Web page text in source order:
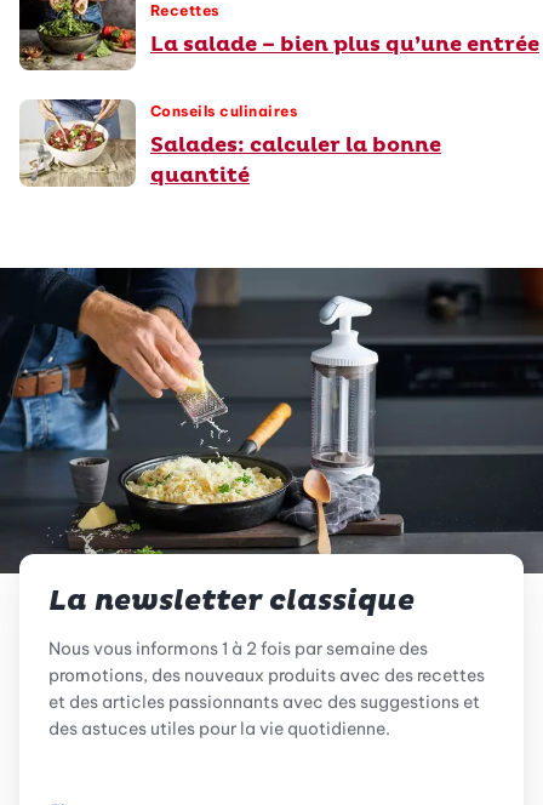
Recettes
La salade – bien plus qu’une entrée
Conseils culinaires
Salades: calculer la bonne
quantité
La newsletter classique
Nous vous informons 1 à 2 fois par semaine des
promotions, des nouveaux produits avec des recettes
et des articles passionnants avec des suggestions et
des astuces utiles pour la vie quotidienne.